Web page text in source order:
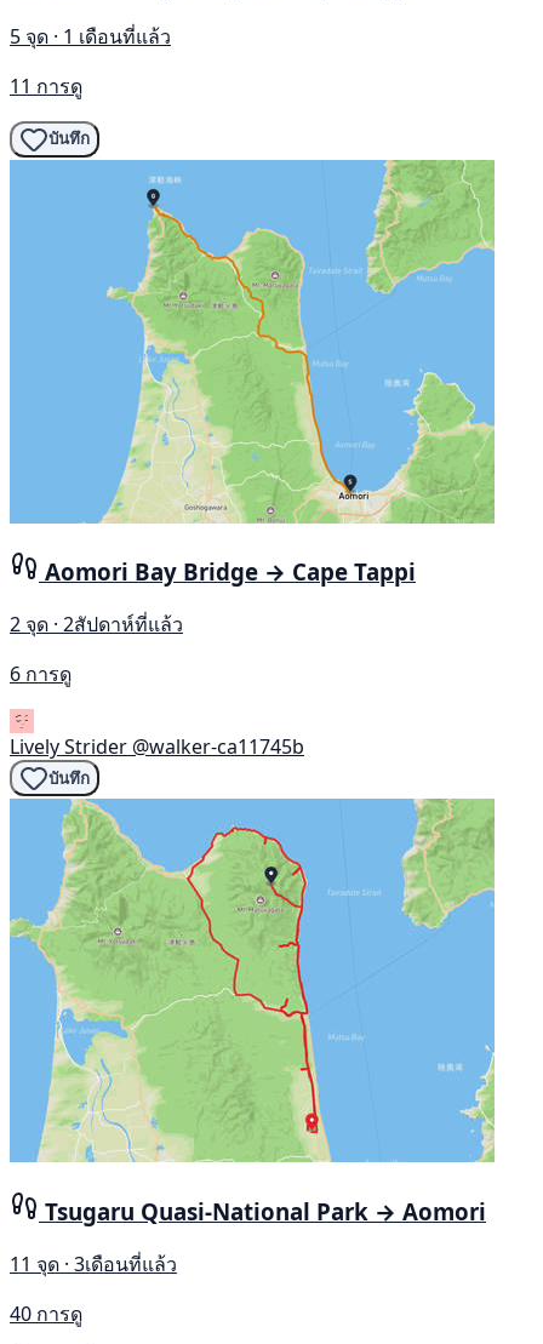
5 จุด · 1 เดือนที่แล้ว
11 การดู
บันทึก
Aomori Bay Bridge → Cape Tappi
2 จุด · 2สัปดาห์ที่แล้ว
6 การดู
Lively Strider @walker-ca11745b
บันทึก
Tsugaru Quasi-National Park → Aomori
11 จุด · 3เดือนที่แล้ว
40 การดู